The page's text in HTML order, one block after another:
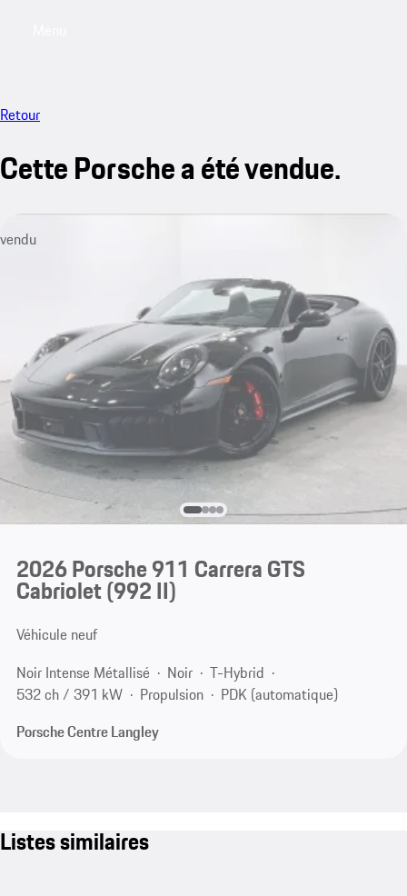
Retour
Cette Porsche a été vendue.
vendu
2026 Porsche 911 Carrera GTS
Cabriolet(992 II)
Véhicule neuf
Noir Intense Métallisé
Noir
T-Hybrid
532 ch / 391 kW
Propulsion
PDK (automatique)
Porsche Centre Langley
Listes similaires